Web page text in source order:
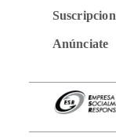
Anúnciate